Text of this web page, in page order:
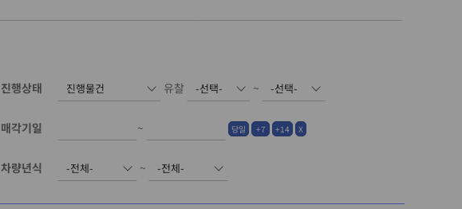
진행상태 유찰 ~
매각기일 ~ 당일 +7 +14 X
차량년식 ~